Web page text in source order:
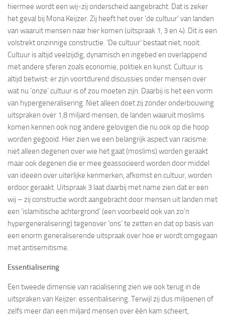
hiermee wordt een wij-zij onderscheid aangebracht. Dat is zeker
het geval bij Mona Keijzer. Zij heeft het over ‘de cultuur’ van landen
van waaruit mensen naar hier komen (uitspraak 1, 3 en 4). Dit is een
volstrekt onzinnige constructie. ‘De cultuur’ bestaat niet, nooit.
Cultuur is altijd veelzijdig, dynamisch en ingebed en overlappend
met andere sferen zoals economie, politiek en kunst. Cultuur is
altijd betwist: er zijn voortdurend discussies onder mensen over
wat nu ‘onze’ cultuur is of zou moeten zijn. Daarbij is het een vorm
van hypergeneralisering. Niet alleen doet zij zonder onderbouwing
uitspraken over 1,8 miljard mensen, de landen waaruit moslims
komen kennen ook nog andere gelovigen die nu ook op die hoop
worden gegooid. Hier zien we een belangrijk aspect van racisme:
niet alleen degenen over wie het gaat (moslims) worden geraakt
maar ook degenen die er mee geassocieerd worden door middel
van ideeën over uiterlijke kenmerken, afkomst en cultuur, worden
erdoor geraakt. Uitspraak 3 laat daarbij met name zien dat er een
wij – zij constructie wordt aangebracht door mensen uit landen met
een ‘islamitische achtergrond’ (een voorbeeld ook van zo’n
hypergeneralisering) tegenover ‘ons’ te zetten en dat op basis van
een enorm generaliserende uitspraak over hoe er wordt omgegaan
met antisemitisme.
Essentialisering
Een tweede dimensie van racialisering zien we ook terug in de
uitspraken van Keijzer: essentialisering. Terwijl zij dus miljoenen of
zelfs meer dan een miljard mensen over één kam scheert,